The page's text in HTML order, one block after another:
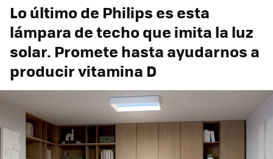
Lo último de Philips es esta
lámpara de techo que imita la luz
solar. Promete hasta ayudarnos a
producir vitamina D